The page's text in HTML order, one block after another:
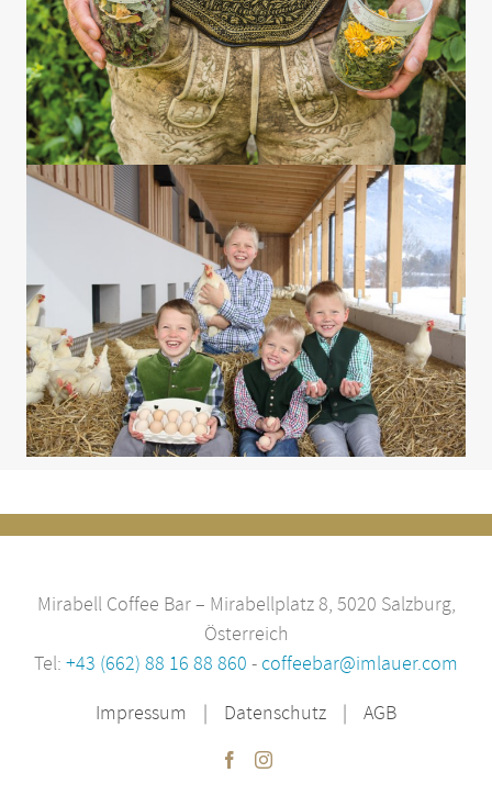
Mirabell Coffee Bar – Mirabellplatz 8, 5020 Salzburg,
Österreich
Tel: +43 (662) 88 16 88 860 - coffeebar@imlauer.com
Impressum
Datenschutz AGB